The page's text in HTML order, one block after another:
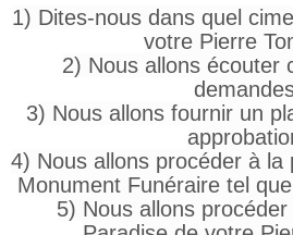
1) Dites-nous dans quel
votre Pierre
2) Nous allons écouter
3) Nous allons fournir un
4) Nous allons procéder à la
Monument Funéraire tel
5) Nous allons